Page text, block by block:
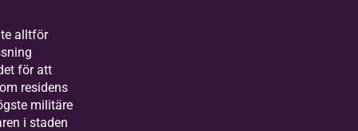
alltför
för att
residens
militäre
i staden